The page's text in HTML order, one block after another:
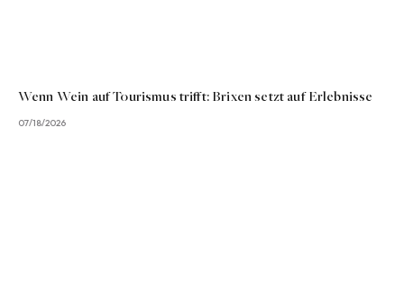
Wenn Wein auf Tourismus trifft: Brixen setzt auf Erlebnisse
07/18/2026